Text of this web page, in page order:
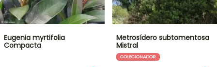
Eugenia myrtifolia
Compacta
Metrosídero subtomentosa
Mistral
COLECIONADOR